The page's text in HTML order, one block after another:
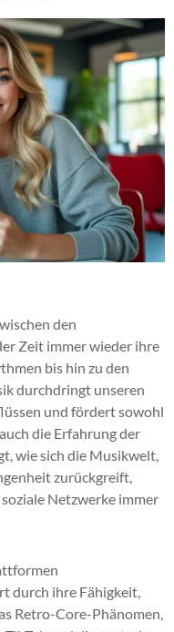
den
Zeit immer wieder ihre
bis hin zu den
durchdringt unseren
und fördert sowohl
die Erfahrung der
wie sich die Musikwelt,
zurückgreift,
Netzwerke immer
durch ihre Fähigkeit,
Retro-Core-Phänomen,